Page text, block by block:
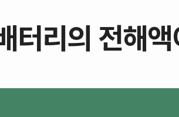
터리의 전해